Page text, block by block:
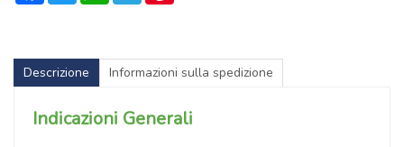
Descrizione Informazioni sulla spedizione
Indicazioni Generali